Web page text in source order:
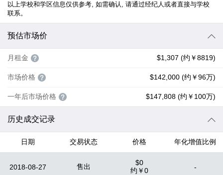
以上学校和学区信息仅供参考, 如需确认, 请通过经纪人或者直接与学校
联系。
预估市场价
月租金 $1,307 (约￥8819)
市场价格 $142,000 (约￥96万)
一年后市场价格 $147,808 (约￥100万)
历史成交记录
日期 交易状态 价格 年化增值比例
2018-08-27 售出
$0
约 ￥0 -